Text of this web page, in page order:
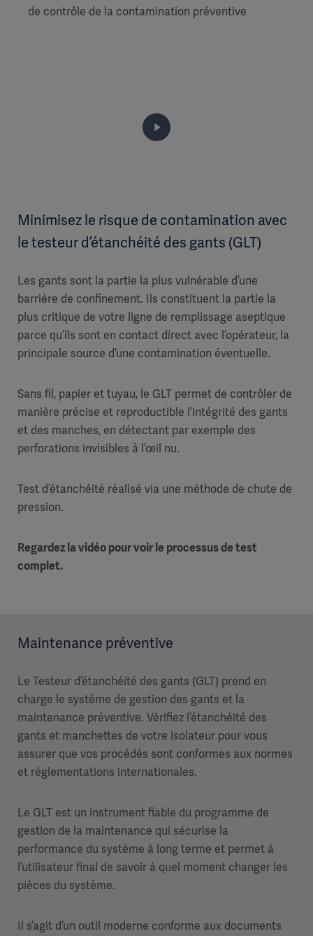
de contrôle de la contamination préventive
Minimisez le risque de contamination avec
le testeur d’étanchéité des gants (GLT)
Les gants sont la partie la plus vulnérable d’une
barrière de confinement. Ils constituent la partie la
plus critique de votre ligne de remplissage aseptique
parce qu’ils sont en contact direct avec l’opérateur, la
principale source d’une contamination éventuelle.
Sans fil, papier et tuyau, le GLT permet de contrôler de
manière précise et reproductible l’intégrité des gants
et des manches, en détectant par exemple des
perforations invisibles à l’œil nu.
Test d’étanchéité réalisé via une méthode de chute de
pression.
Regardez la vidéo pour voir le processus de test
complet.
Maintenance préventive
Le Testeur d’étanchéité des gants (GLT) prend en
charge le système de gestion des gants et la
maintenance préventive. Vérifiez l’étanchéité des
gants et manchettes de votre isolateur pour vous
assurer que vos procédés sont conformes aux normes
et réglementations internationales.
Le GLT est un instrument fiable du programme de
gestion de la maintenance qui sécurise la
performance du système à long terme et permet à
l’utilisateur final de savoir à quel moment changer les
pièces du système.
Il s’agit d’un outil moderne conforme aux documents